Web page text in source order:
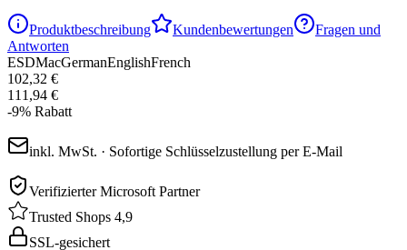
Produktbeschreibung Kundenbewertungen
Fragen und
Antworten
ESDMacGermanEnglishFrench
102,32 €
111,94 €
-9% Rabatt
inkl. MwSt. · Sofortige Schlüsselzustellung per E-Mail
Verifizierter Microsoft Partner
Trusted Shops 4,9
SSL-gesichert